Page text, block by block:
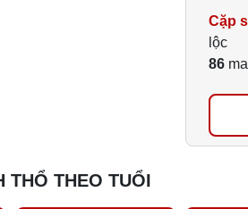
Cặp
lộc
86
THỔ THEO TUỔI